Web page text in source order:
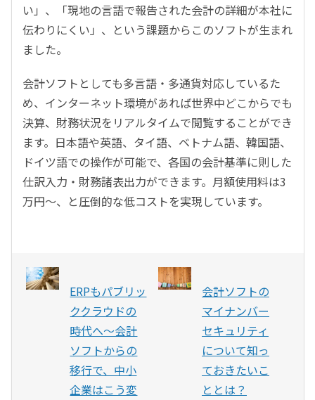
い」、「現地の言語で報告された会計の詳細が本社に
伝わりにくい」、という課題からこのソフトが生まれ
ました。
会計ソフトとしても多言語・多通貨対応しているた
め、インターネット環境があれば世界中どこからでも
決算、財務状況をリアルタイムで閲覧することができ
ます。日本語や英語、タイ語、ベトナム語、韓国語、
ドイツ語での操作が可能で、各国の会計基準に則した
仕訳入力・財務諸表出力ができます。月額使用料は3
万円～、と圧倒的な低コストを実現しています。
ERPもパブリッ
ククラウドの
時代へ〜会計
ソフトからの
移行で、中小
企業はこう変
会計ソフトの
マイナンバー
セキュリティ
について知っ
ておきたいこ
ととは？